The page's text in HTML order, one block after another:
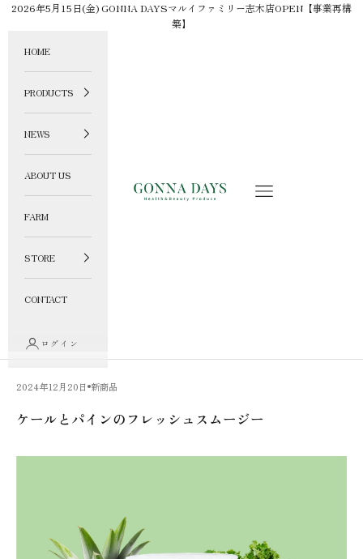
コンテンツへスキップ
2026年5月15日(金) GONNA DAYSマルイファミリー志木店OPEN【事業再構
築】
GONNA DAYS ONLINE STORE メニュー
HOME
PRODUCTS
NEWS
ABOUT US
FARM
STORE
CONTACT
ログイン
2024年12月20日 新商品
ケールとパインのフレッシュスムージー